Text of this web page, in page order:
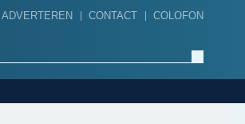
ADVERTEREN CONTACT COLOFON